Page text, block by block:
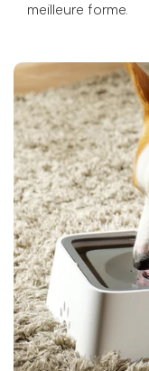
meilleure forme.